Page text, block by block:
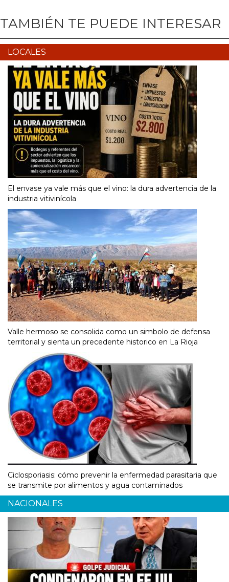
TAMBIÉN TE PUEDE INTERESAR
LOCALES
El envase ya vale más que el vino: la dura advertencia de la
industria vitivinícola
Valle hermoso se consolida como un simbolo de defensa
territorial y sienta un precedente historico en La Rioja
Ciclosporiasis: cómo prevenir la enfermedad parasitaria que
se transmite por alimentos y agua contaminados
NACIONALES